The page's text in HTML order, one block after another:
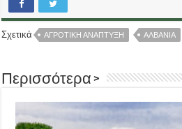
Σχετικά ΑΓΡΟΤΙΚΗ ΑΝΑΠΤΥΞΗ ΑΛΒΑΝΙΑ
Περισσότερα >